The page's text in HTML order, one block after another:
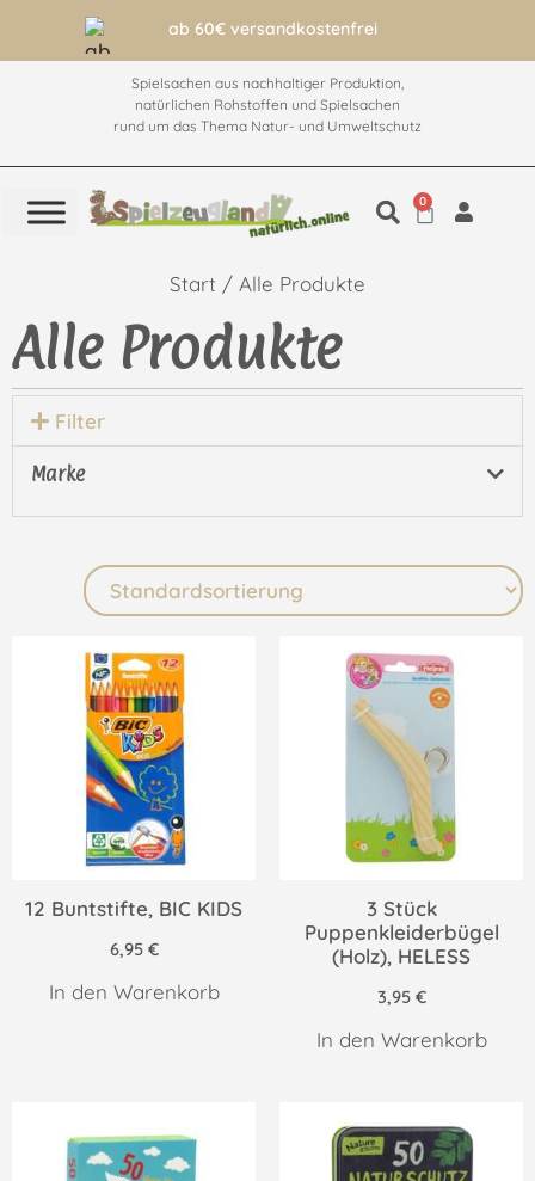
ab 60€ versandkostenfrei
Spielsachen aus nachhaltiger Produktion,
natürlichen Rohstoffen und Spielsachen
rund um das Thema Natur- und Umweltschutz
0
Start / Alle Produkte
Alle Produkte
Filter
Marke
12 Buntstifte, BIC KIDS
6,95 €
In den Warenkorb
3 Stück
Puppenkleiderbügel
(Holz), HELESS
3,95 €
In den Warenkorb